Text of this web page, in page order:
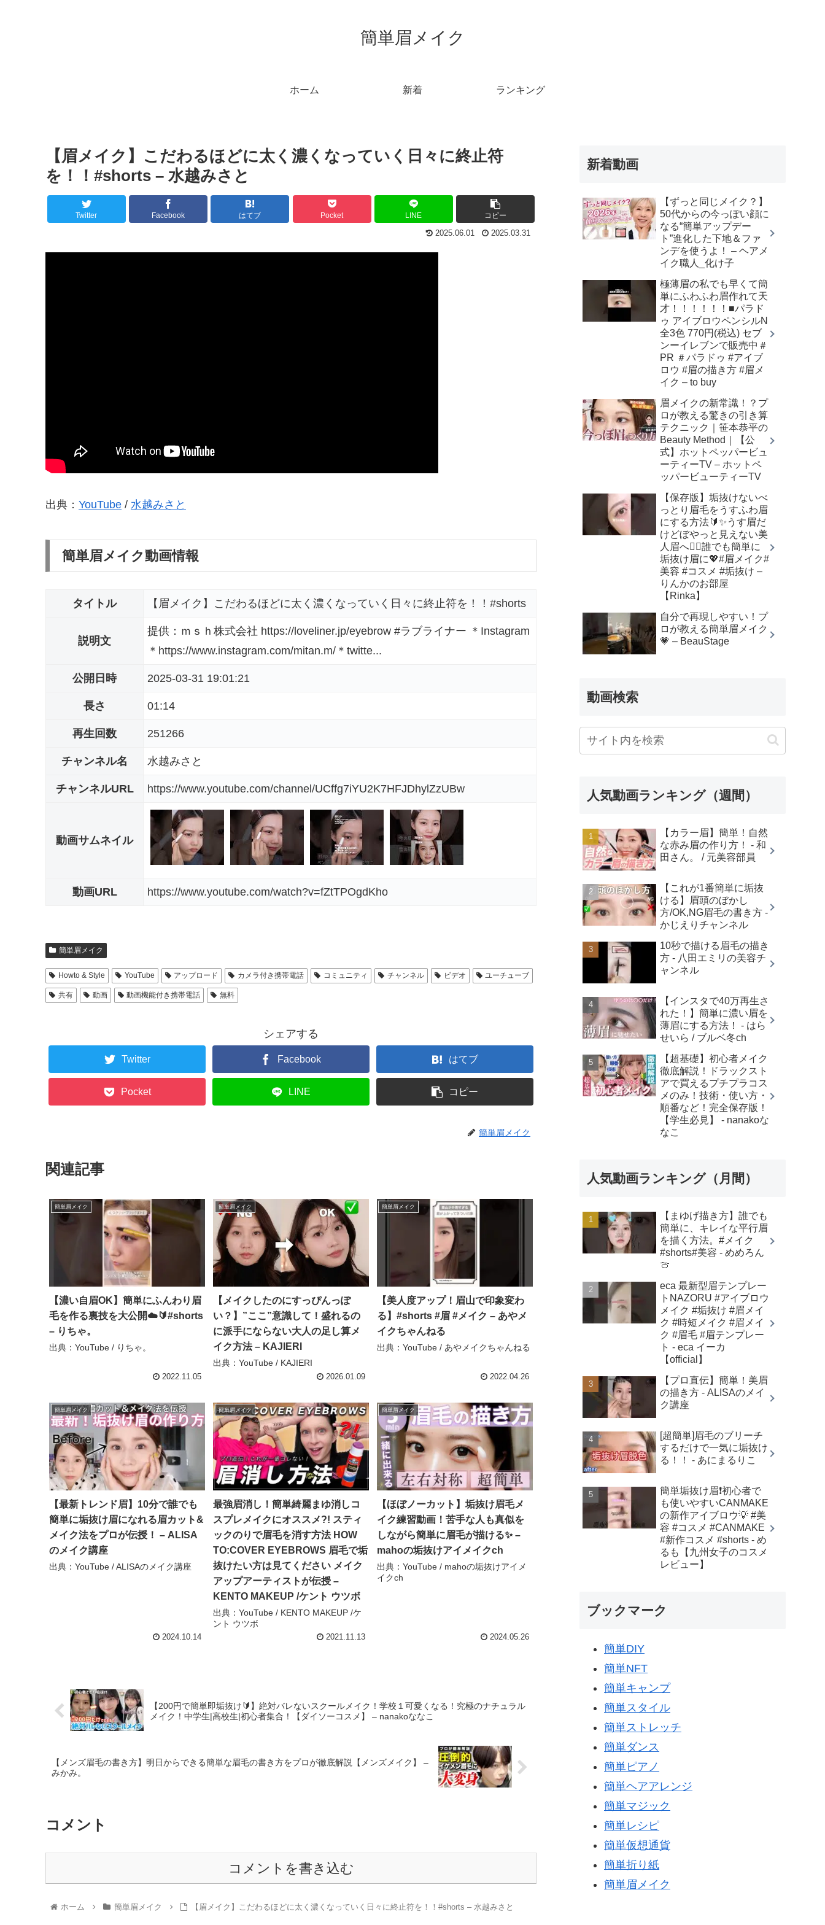
簡単眉メイク
ホーム 新着 ランキング
【眉メイク】こだわるほどに太く濃くなっていく日々に終止符
を！！#shorts – 水越みさと
Twitter Facebook はてブ Pocket LINE コピー
2025.06.01 2025.03.31
出典： YouTube / 水越みさと
簡単眉メイク動画情報
タイトル 【眉メイク】こだわるほどに太く濃くなっていく日々に終止符を！！#shorts
説明文
提供：ｍｓｈ株式会社 https://loveliner.jp/eyebrow #ラブライナー ＊Instagram
＊https://www.instagram.com/mitan.m/＊twitte...
公開日時 2025-03-31 19:01:21
長さ 01:14
再生回数 251266
チャンネル名 水越みさと
チャンネルURL https://www.youtube.com/channel/UCffg7iYU2K7HFJDhylZzUBw
動画サムネイル
動画URL https://www.youtube.com/watch?v=fZtTPOgdKho
簡単眉メイク
Howto & Style YouTube アップロード カメラ付き携帯電話 コミュニティ チャンネル ビデオ ユーチューブ
共有 動画 動画機能付き携帯電話 無料
シェアする
Twitter Facebook はてブ
Pocket LINE コピー
簡単眉メイク
関連記事
簡単眉メイク
【濃い自眉OK】簡単にふんわり眉
毛を作る裏技を大公開☁️🔰#shorts
– りちゃ。
出典：YouTube / りちゃ。
2022.11.05
簡単眉メイク
【メイクしたのにすっぴんっぽ
い？】”ここ”意識して！盛れるの
に派手にならない大人の足し算メ
イク方法 – KAJIERI
出典：YouTube / KAJIERI
2026.01.09
簡単眉メイク
【美人度アップ！眉山で印象変わ
る】#shorts #眉 #メイク – あやメ
イクちゃんねる
出典：YouTube / あやメイクちゃんねる
2022.04.26
簡単眉メイク
【最新トレンド眉】10分で誰でも
簡単に垢抜け眉になれる眉カット&
メイク法をプロが伝授！ – ALISA
のメイク講座
出典：YouTube / ALISAのメイク講座
2024.10.14
簡単眉メイク
最強眉消し！簡単綺麗まゆ消しコ
スプレメイクにオススメ?! スティ
ックのりで眉毛を消す方法 HOW
TO:COVER EYEBROWS 眉毛で垢
抜けたい方は見てください メイク
アップアーティストが伝授 –
KENTO MAKEUP /ケント ウツボ
出典：YouTube / KENTO MAKEUP /ケ
ント ウツボ
2021.11.13
簡単眉メイク
【ほぼノーカット】垢抜け眉毛メ
イク練習動画！苦手な人も真似を
しながら簡単に眉毛が描ける✨ –
mahoの垢抜けアイメイクch
出典：YouTube / mahoの垢抜けアイメ
イクch
2024.05.26
【200円で簡単即垢抜け🔰】絶対バレないスクールメイク！学校１可愛くなる！究極のナチュラル
メイク！中学生|高校生|初心者集合！【ダイソーコスメ】 – nanakoななこ
【メンズ眉毛の書き方】明日からできる簡単な眉毛の書き方をプロが徹底解説【メンズメイク】 –
みかみ。
コメント
コメントを書き込む
ホーム 簡単眉メイク 【眉メイク】こだわるほどに太く濃くなっていく日々に終止符を！！#shorts – 水越みさと
新着動画
【ずっと同じメイク？】
50代からの今っぽい顔に
なる“簡単アップデー
ト”進化した下地＆ファ
ンデを使うよ！ – ヘアメ
イク職人_化け子
極薄眉の私でも早くて簡
単にふわふわ眉作れて天
才！！！！！！■パラド
ゥ アイブロウペンシルN
全3色 770円(税込) セブ
ンーイレブンで販売中＃
PR ＃パラドゥ #アイブ
ロウ #眉の描き方 #眉メ
イク – to buy
眉メイクの新常識！？プ
ロが教える驚きの引き算
テクニック｜笹本恭平の
Beauty Method｜【公
式】ホットペッパービュ
ーティーTV – ホットペ
ッパービューティーTV
【保存版】垢抜けないべ
っとり眉毛をうすふわ眉
にする方法🔰✨うす眉だ
けどぼやっと見えない美
人眉へ👌🏻誰でも簡単に
垢抜け眉に💖#眉メイク#
美容 #コスメ #垢抜け –
りんかのお部屋
【Rinka】
自分で再現しやすい！プ
ロが教える簡単眉メイク
💗 – BeauStage
動画検索
人気動画ランキング（週間）
【カラー眉】簡単！自然
な赤み眉の作り方！ - 和
田さん。 / 元美容部員
【これが1番簡単に垢抜
ける】眉頭のぼかし
方/OK,NG眉毛の書き方 -
かじえりチャンネル
10秒で描ける眉毛の描き
方 - 八田エミリの美容チ
ャンネル
【インスタで40万再生さ
れた！】簡単に濃い眉を
薄眉にする方法！ - はら
せいら / ブルベ冬ch
【超基礎】初心者メイク
徹底解説！ドラックスト
アで買えるプチプラコス
メのみ！技術・使い方・
順番など！完全保存版！
【学生必見】 - nanakoな
なこ
人気動画ランキング（月間）
【まゆげ描き方】誰でも
簡単に、キレイな平行眉
を描く方法。#メイク
#shorts#美容 - めめろん
🍈
eca 最新型眉テンプレー
トNAZORU #アイブロウ
メイク #垢抜け #眉メイ
ク #時短メイク #眉メイ
ク #眉毛 #眉テンプレー
ト - eca イーカ
【official】
【プロ直伝】簡単！美眉
の描き方 - ALISAのメイ
ク講座
[超簡単]眉毛のブリーチ
するだけで一気に垢抜け
る！！ - あにまるりこ
簡単垢抜け眉❗️初心者で
も使いやすいCANMAKE
の新作アイブロウ💡 #美
容 #コスメ #CANMAKE
#新作コスメ #shorts - め
るも【九州女子のコスメ
レビュー】
ブックマーク
簡単DIY
簡単NFT
簡単キャンプ
簡単スタイル
簡単ストレッチ
簡単ダンス
簡単ピアノ
簡単ヘアアレンジ
簡単マジック
簡単レシピ
簡単仮想通貨
簡単折り紙
簡単眉メイク